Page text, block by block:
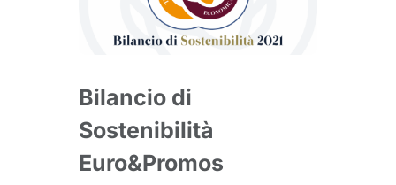
Bilancio di
Sostenibilità
Euro&Promos